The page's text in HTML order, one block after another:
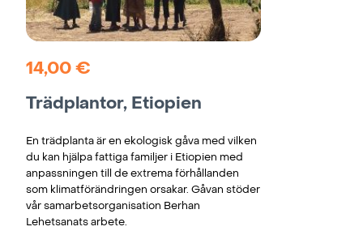
14,00€
Trädplantor, Etiopien
En trädplanta är en ekologisk gåva med vilken
du kan hjälpa fattiga familjer i Etiopien med
anpassningen till de extrema förhållanden
som klimatförändringen orsakar. Gåvan stöder
vår samarbetsorganisation Berhan
Lehetsanats arbete.